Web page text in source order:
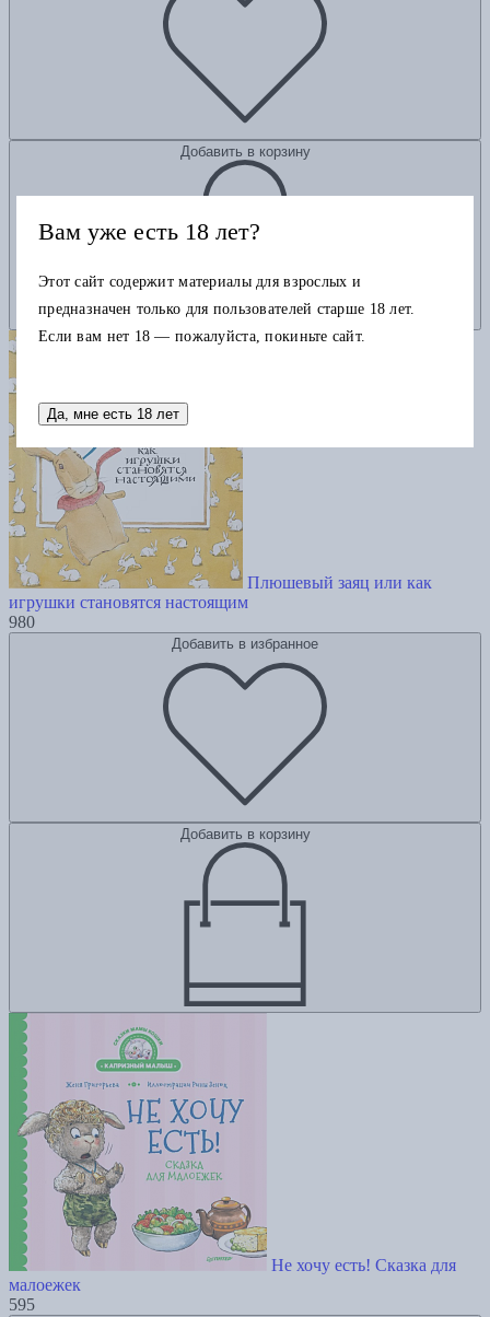
Добавить в корзину
Плюшевый заяц или как
игрушки становятся настоящим
980
Добавить в избранное
Добавить в корзину
Не хочу есть! Сказка для
малоежек
595
Вам уже есть 18 лет?
Этот сайт содержит материалы для взрослых и
предназначен только для пользователей старше 18 лет.
Если вам нет 18 — пожалуйста, покиньте сайт.
Да, мне есть 18 лет